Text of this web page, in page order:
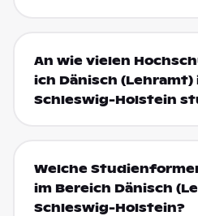
An wie vielen
ich Dänisch (Lehramt)
Schleswig-Holstein
Welche
im Bereich Dänisch
Schleswig-Holstein?